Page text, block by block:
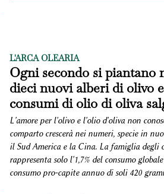
L'ARCA OLEARIA
Ogni secondo si piantano
dieci nuovi alberi di olivo
consumi di olio di oliva
L'amore per l'olivo e l'olio d'oliva non
comparto crescerà nei numeri, specie in
il Sud America e la Cina. La famiglia degli
rappresenta solo l'1,7% del consumo
consumo pro-capite annuo di soli 420